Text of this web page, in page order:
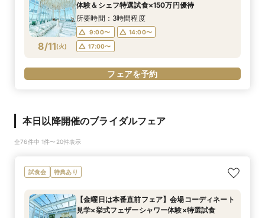
8/11(火)
体験＆シェフ特選試食×150万円優待
所要時間：3時間程度
9:00〜
14:00〜
17:00〜
フェアを予約
本日以降開催のブライダルフェア
全76件中 1件〜20件表示
試食会 特典あり
【金曜日は本番直前フェア】会場コーディネート
見学×挙式フェザーシャワー体験×特選試食